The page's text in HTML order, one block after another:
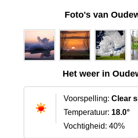
Foto's van
Het weer in
Voorspelling: Clear
Temperatuur: 18.0°
Vochtigheid: 40%